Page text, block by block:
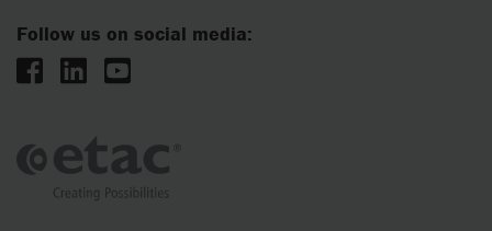
Follow us on social media: